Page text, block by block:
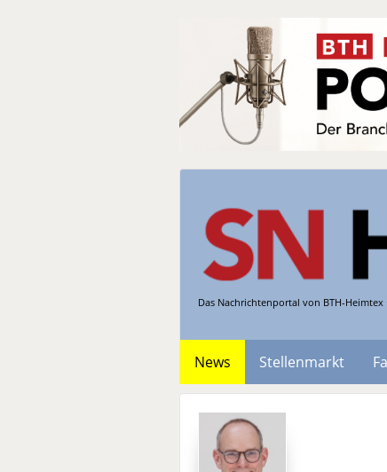
Das Nachrichtenportal von BTH-Heimtex
News Stellenmarkt